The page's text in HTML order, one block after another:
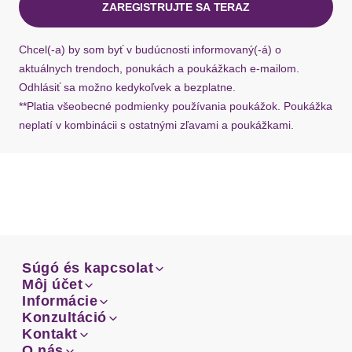
ZAREGISTRUJTE SA TERAZ
Chcel(-a) by som byť v budúcnosti informovaný(-á) o
aktuálnych trendoch, ponukách a poukážkach e-mailom.
Odhlásiť sa možno kedykoľvek a bezplatne.
**Platia všeobecné podmienky používania poukážok. Poukážka
neplatí v kombinácii s ostatnými zľavami a poukážkami.
Súgó és kapcsolat
Email
Facebook
Súgó és kapcsolat
Email
Facebook
Môj účet
Prehľad objednávok
Môj účet
Prehľad objednávok
Informácie
Doprava
Informácie
Doprava
Konzultáció
Sprievodca-veľkosťami
Konzultáció
Kontakt
Kontakt